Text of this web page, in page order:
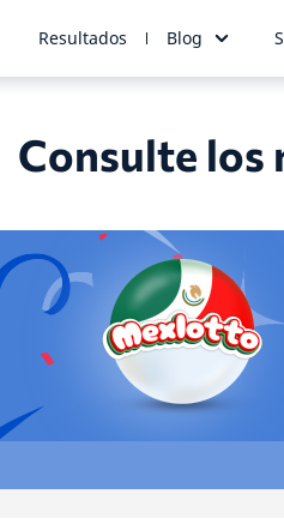
Resultados Blog
Consulte los